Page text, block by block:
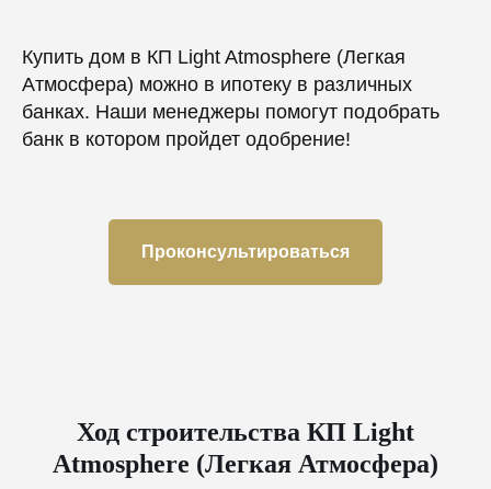
Купить дом в КП Light Atmosphere (Легкая
Атмосфера) можно в ипотеку в различных
банках. Наши менеджеры помогут подобрать
банк в котором пройдет одобрение!
Проконсультироваться
Ход строительства КП Light
Atmosphere (Легкая Атмосфера)